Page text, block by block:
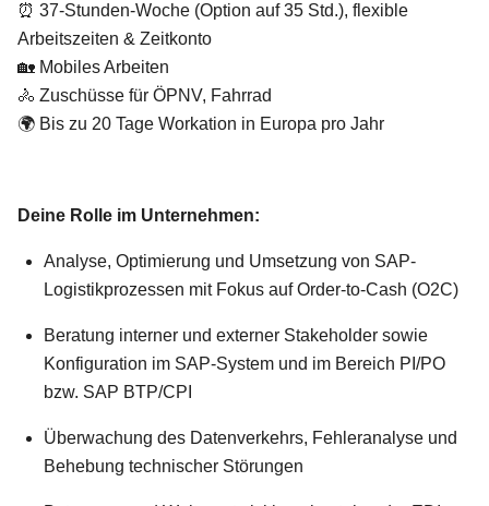
⏰ 37-Stunden-Woche (Option auf 35 Std.), flexible
Arbeitszeiten & Zeitkonto
🏡 Mobiles Arbeiten
🚴 Zuschüsse für ÖPNV, Fahrrad
🌍 Bis zu 20 Tage Workation in Europa pro Jahr
Deine Rolle im Unternehmen:
Analyse, Optimierung und Umsetzung von SAP-
Logistikprozessen mit Fokus auf Order-to-Cash (O2C)
Beratung interner und externer Stakeholder sowie
Konfiguration im SAP-System und im Bereich PI/PO
bzw. SAP BTP/CPI
Überwachung des Datenverkehrs, Fehleranalyse und
Behebung technischer Störungen